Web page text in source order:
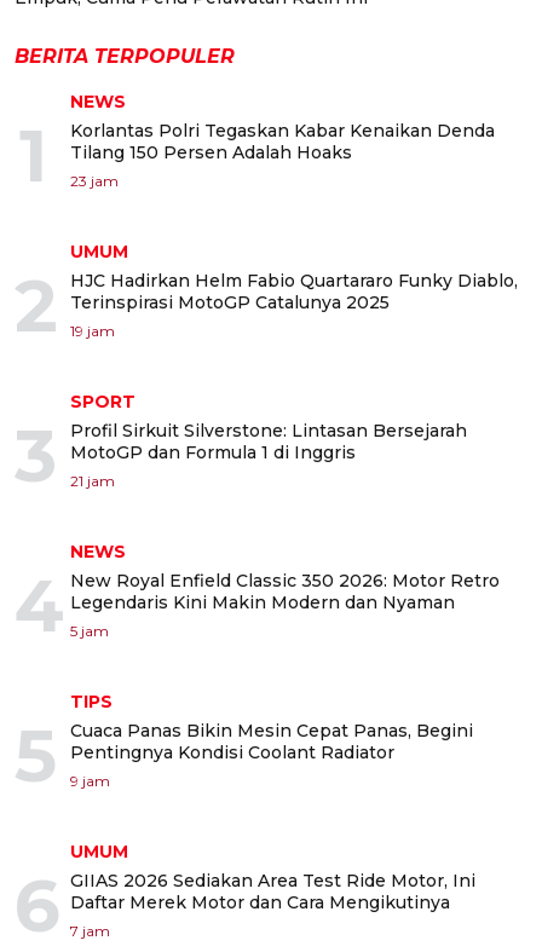
BERITA TERPOPULER
1
NEWS
Korlantas Polri Tegaskan Kabar Kenaikan Denda
Tilang 150 Persen Adalah Hoaks
23 jam
2
UMUM
HJC Hadirkan Helm Fabio Quartararo Funky Diablo,
Terinspirasi MotoGP Catalunya 2025
19 jam
3
SPORT
Profil Sirkuit Silverstone: Lintasan Bersejarah
MotoGP dan Formula 1 di Inggris
21 jam
4
NEWS
New Royal Enfield Classic 350 2026: Motor Retro
Legendaris Kini Makin Modern dan Nyaman
5 jam
5
TIPS
Cuaca Panas Bikin Mesin Cepat Panas, Begini
Pentingnya Kondisi Coolant Radiator
9 jam
6
UMUM
GIIAS 2026 Sediakan Area Test Ride Motor, Ini
Daftar Merek Motor dan Cara Mengikutinya
7 jam